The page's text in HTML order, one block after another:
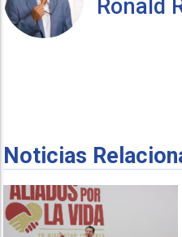
Ronald
Noticias